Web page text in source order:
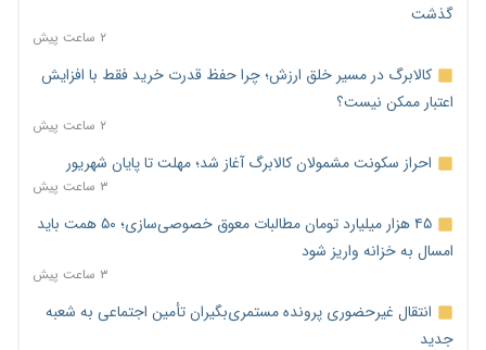
گذشت
۲ ساعت پیش
کالابرگ در مسیر خلق ارزش؛ چرا حفظ قدرت خرید فقط با افزایش
اعتبار ممکن نیست؟
۲ ساعت پیش
احراز سکونت مشمولان کالابرگ آغاز شد؛ مهلت تا پایان شهریور
۳ ساعت پیش
۴۵ هزار میلیارد تومان مطالبات معوق خصوصی‌سازی؛ ۵۰ همت باید
امسال به خزانه واریز شود
۳ ساعت پیش
انتقال غیرحضوری پرونده مستمری‌بگیران تأمین اجتماعی به شعبه
جدید